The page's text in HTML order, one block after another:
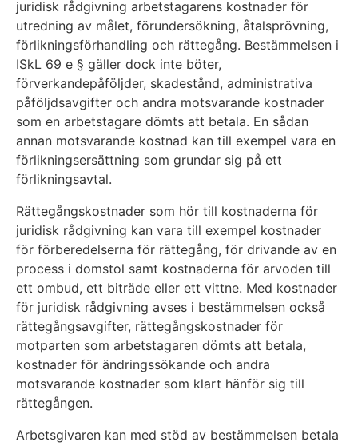
juridisk rådgivning arbetstagarens kostnader för
utredning av målet, förundersökning, åtalsprövning,
förlikningsförhandling och rättegång. Bestämmelsen i
ISkL 69 e § gäller dock inte böter,
förverkandepåföljder, skadestånd, administrativa
påföljdsavgifter och andra motsvarande kostnader
som en arbetstagare dömts att betala. En sådan
annan motsvarande kostnad kan till exempel vara en
förlikningsersättning som grundar sig på ett
förlikningsavtal.
Rättegångskostnader som hör till kostnaderna för
juridisk rådgivning kan vara till exempel kostnader
för förberedelserna för rättegång, för drivande av en
process i domstol samt kostnaderna för arvoden till
ett ombud, ett biträde eller ett vittne. Med kostnader
för juridisk rådgivning avses i bestämmelsen också
rättegångsavgifter, rättegångskostnader för
motparten som arbetstagaren dömts att betala,
kostnader för ändringssökande och andra
motsvarande kostnader som klart hänför sig till
rättegången.
Arbetsgivaren kan med stöd av bestämmelsen betala